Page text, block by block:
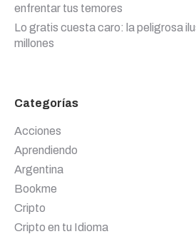
enfrentar tus temores
Lo gratis cuesta caro: la peligrosa
millones
Categorías
Acciones
Aprendiendo
Argentina
Bookme
Cripto
Cripto en tu Idioma